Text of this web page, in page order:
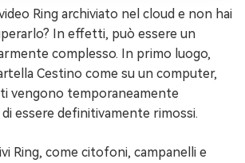
Ring archiviato nel cloud e non hai
In effetti, può essere un
complesso. In primo luogo,
Cestino come su un computer,
vengono temporaneamente
essere definitivamente rimossi.
Ring, come citofoni, campanelli e